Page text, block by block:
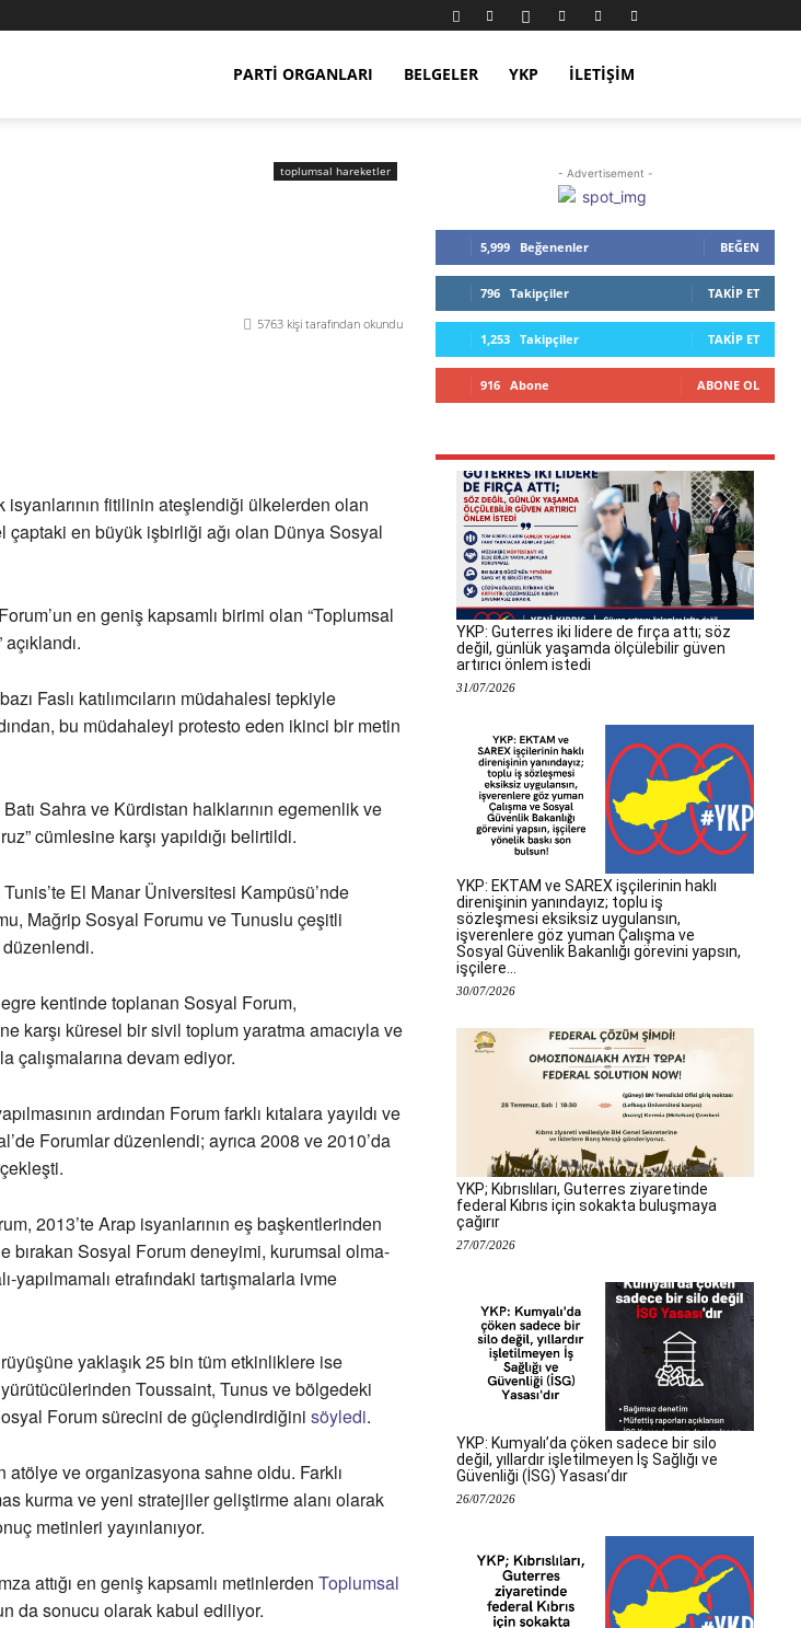
PARTI ORGANLARI BELGELER YKP İLETIŞIM
toplumsal hareketler
5763kişi tarafından okundu
isyanlarının fitilinin ateşlendiği ülkelerden olan
en büyük işbirliği ağı olan Dünya Sosyal
en geniş kapsamlı birimi olan “Toplumsal
Faslı katılımcıların müdahalesi tepkiyle
bu müdahaleyi protesto eden ikinci bir metin
Sahra ve Kürdistan halklarının egemenlik ve
cümlesine karşı yapıldığı belirtildi.
El Manar Üniversitesi Kampüsü’nde
Mağrip Sosyal Forumu ve Tunuslu çeşitli
kentinde toplanan Sosyal Forum,
karşı küresel bir sivil toplum yaratma amacıyla ve
çalışmalarına devam ediyor.
ardından Forum farklı kıtalara yayıldı ve
Forumlar düzenlendi; ayrıca 2008 ve 2010’da
2013’te Arap isyanlarının eş başkentlerinden
bırakan Sosyal Forum deneyimi, kurumsal olma-
yapılmamalı etrafındaki tartışmalarla ivme
yaklaşık 25 bin tüm etkinliklere ise
yürütücülerinden Toussaint, Tunus ve bölgedeki
Forum sürecini de güçlendirdiğini söyledi.
atölye ve organizasyona sahne oldu. Farklı
kurma ve yeni stratejiler geliştirme alanı olarak
metinleri yayınlanıyor.
attığı en geniş kapsamlı metinlerden Toplumsal
da sonucu olarak kabul ediliyor.
- Advertisement -
5,999 Beğenenler BEĞEN
796 Takipçiler TAKIP ET
1,253 Takipçiler TAKIP ET
916 Abone ABONE OL
YKP: Guterres iki lidere de fırça attı; söz
değil, günlük yaşamda ölçülebilir güven
artırıcı önlem istedi
31/07/2026
YKP: EKTAM ve SAREX işçilerinin haklı
direnişinin yanındayız; toplu iş
sözleşmesi eksiksiz uygulansın,
işverenlere göz yuman Çalışma ve
Sosyal Güvenlik Bakanlığı görevini yapsın,
işçilere...
30/07/2026
YKP; Kıbrıslıları, Guterres ziyaretinde
federal Kıbrıs için sokakta buluşmaya
çağırır
27/07/2026
YKP: Kumyalı’da çöken sadece bir silo
değil, yıllardır işletilmeyen İş Sağlığı ve
Güvenliği (İSG) Yasası’dır
26/07/2026